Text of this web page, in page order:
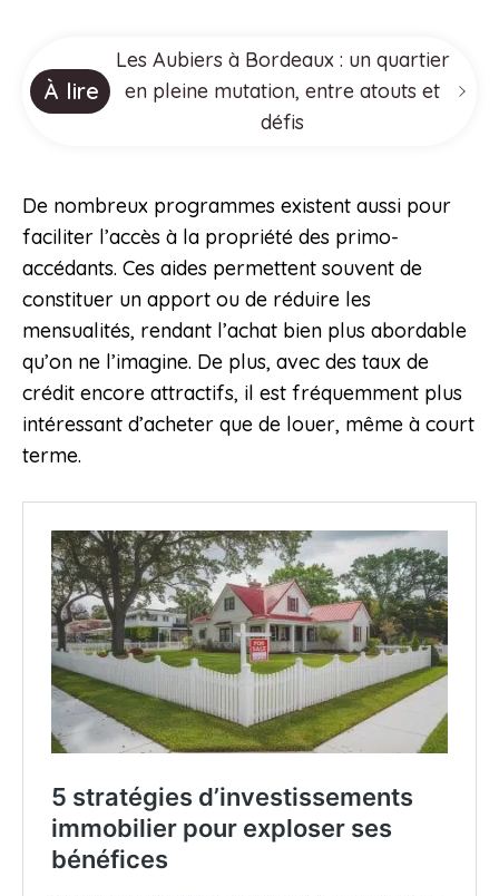
À lire
Les Aubiers à Bordeaux : un quartier
en pleine mutation, entre atouts et
défis
De nombreux programmes existent aussi pour
faciliter l’accès à la propriété des primo-
accédants. Ces aides permettent souvent de
constituer un apport ou de réduire les
mensualités, rendant l’achat bien plus abordable
qu’on ne l’imagine. De plus, avec des taux de
crédit encore attractifs, il est fréquemment plus
intéressant d’acheter que de louer, même à court
terme.